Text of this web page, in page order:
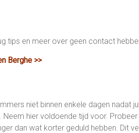
tips en meer over geen contact
Berghe >>
niet binnen enkele dagen nadat
hier voldoende tijd voor.
dan wat korter geduld hebben. Dit